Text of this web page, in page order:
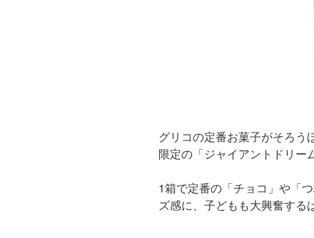
グリコの定番お菓子がそろう
限定の「ジャイアントドリー
1箱で定番の「チョコ」や「
ズ感に、子どもも大興奮する